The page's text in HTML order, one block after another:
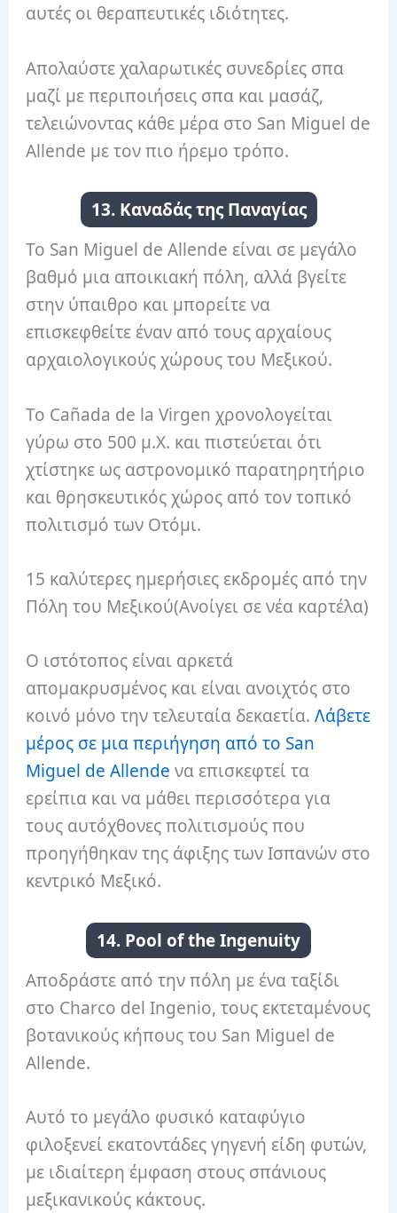
αυτές οι θεραπευτικές ιδιότητες.
Απολαύστε χαλαρωτικές συνεδρίες σπα
μαζί με περιποιήσεις σπα και μασάζ,
τελειώνοντας κάθε μέρα στο San Miguel de
Allende με τον πιο ήρεμο τρόπο.
13. Καναδάς της Παναγίας
Το San Miguel de Allende είναι σε μεγάλο
βαθμό μια αποικιακή πόλη, αλλά βγείτε
στην ύπαιθρο και μπορείτε να
επισκεφθείτε έναν από τους αρχαίους
αρχαιολογικούς χώρους του Μεξικού.
Το Cañada de la Virgen χρονολογείται
γύρω στο 500 μ.Χ. και πιστεύεται ότι
χτίστηκε ως αστρονομικό παρατηρητήριο
και θρησκευτικός χώρος από τον τοπικό
πολιτισμό των Οτόμι.
15 καλύτερες ημερήσιες εκδρομές από την
Πόλη του Μεξικού(Ανοίγει σε νέα καρτέλα)
Ο ιστότοπος είναι αρκετά
απομακρυσμένος και είναι ανοιχτός στο
κοινό μόνο την τελευταία δεκαετία.Λάβετε
μέρος σε μια περιήγηση από το San
Miguel de Allende να επισκεφτεί τα
ερείπια και να μάθει περισσότερα για
τους αυτόχθονες πολιτισμούς που
προηγήθηκαν της άφιξης των Ισπανών στο
κεντρικό Μεξικό.
14. Pool of the Ingenuity
Αποδράστε από την πόλη με ένα ταξίδι
στο Charco del Ingenio, τους εκτεταμένους
βοτανικούς κήπους του San Miguel de
Allende.
Αυτό το μεγάλο φυσικό καταφύγιο
φιλοξενεί εκατοντάδες γηγενή είδη φυτών,
με ιδιαίτερη έμφαση στους σπάνιους
μεξικανικούς κάκτους.